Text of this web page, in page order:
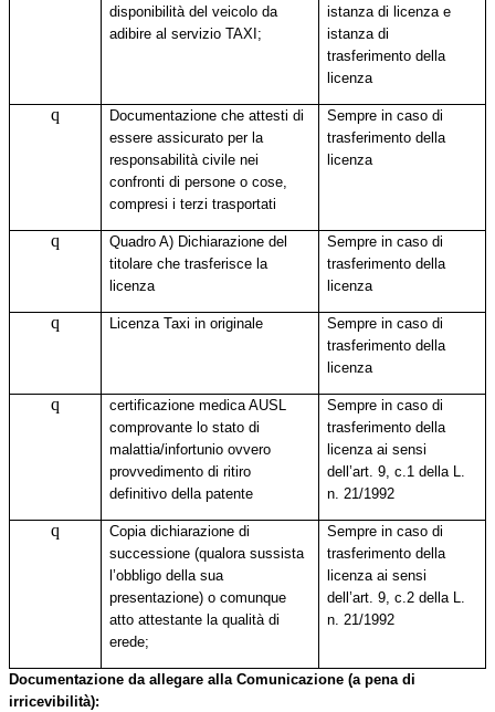
disponibilità del veicolo da
adibire al servizio TAXI;
istanza di licenza e
istanza di
trasferimento della
licenza
q
Documentazione che attesti di
essere assicurato per la
responsabilità civile nei
confronti di persone o cose,
compresi i terzi trasportati
Sempre in caso di
trasferimento della
licenza
q
Quadro A) Dichiarazione del
titolare che trasferisce la
licenza
Sempre in caso di
trasferimento della
licenza
q Licenza Taxi in originale
Sempre in caso di
trasferimento della
licenza
q
certificazione medica AUSL
comprovante lo stato di
malattia/infortunio ovvero
provvedimento di ritiro
definitivo della patente
Sempre in caso di
trasferimento della
licenza ai sensi
dell’art. 9, c.1 della L.
n. 21/1992
q Copia dichiarazione di
successione (qualora sussista
l’obbligo della sua
presentazione) o comunque
atto attestante la qualità di
erede;
Sempre in caso di
trasferimento della
licenza ai sensi
dell’art. 9, c.2 della L.
n. 21/1992
Documentazione da allegare alla Comunicazione (a pena di
irricevibilità):